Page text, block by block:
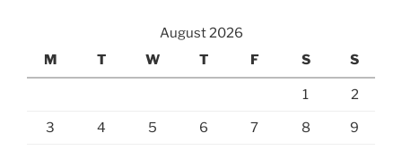
August 2026
M
T W T F S S
1 2
3 4 5 6 7 8 9